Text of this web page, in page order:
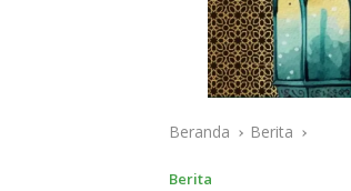
Beranda Berita
Berita